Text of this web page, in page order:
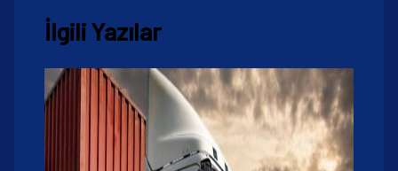
İlgili Yazılar